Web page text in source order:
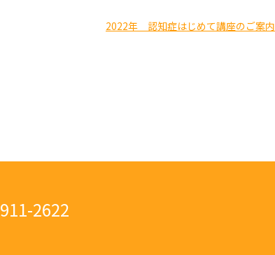
2022年 認知症はじめて講座のご案内
2622